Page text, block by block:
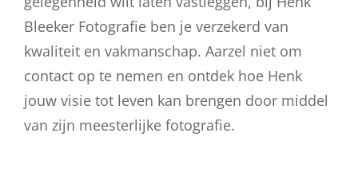
Bleeker Fotografie ben je verzekerd van
kwaliteit en vakmanschap. Aarzel niet om
contact op te nemen en ontdek hoe Henk
jouw visie tot leven kan brengen door middel
van zijn meesterlijke fotografie.